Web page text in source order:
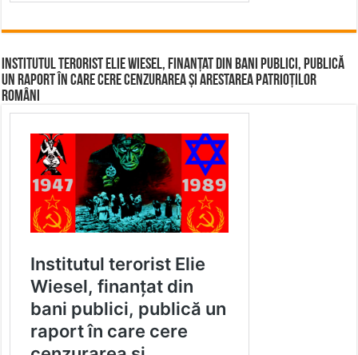
Institutul terorist Elie Wiesel, finanțat din bani publici, publică
un raport în care cere cenzurarea și arestarea patrioților
români